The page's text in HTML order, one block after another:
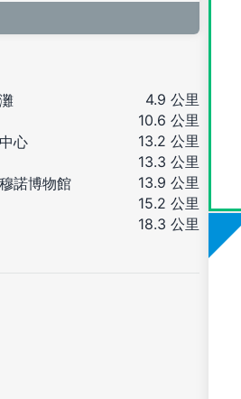
4.9 公里
10.6 公里
心
13.2 公里
13.3 公里
諾博物館
13.9 公里
15.2 公里
18.3 公里